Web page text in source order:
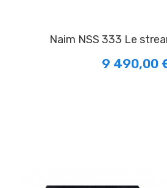
naim NSS 333 Le
9 490,00